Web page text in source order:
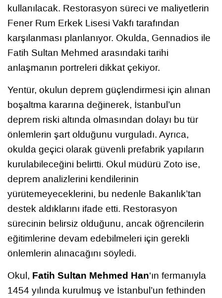
kullanılacak. Restorasyon süreci ve maliyetlerin
Fener Rum Erkek Lisesi Vakfı tarafından
karşılanması planlanıyor. Okulda, Gennadios ile
Fatih Sultan Mehmed arasındaki tarihi
anlaşmanın portreleri dikkat çekiyor.
Yentür, okulun deprem güçlendirmesi için alınan
boşaltma kararına değinerek, İstanbul’un
deprem riski altında olmasından dolayı bu tür
önlemlerin şart olduğunu vurguladı. Ayrıca,
okulda geçici olarak güvenli prefabrik yapıların
kurulabileceğini belirtti. Okul müdürü Zoto ise,
deprem analizlerini kendilerinin
yürütemeyeceklerini, bu nedenle Bakanlık’tan
destek aldıklarını ifade etti. Restorasyon
sürecinin belirsiz olduğunu, ancak öğrencilerin
eğitimlerine devam edebilmeleri için gerekli
önlemlerin alınacağını söyledi.
Okul, Fatih Sultan Mehmed Han‘ın fermanıyla
1454 yılında kurulmuş ve İstanbul’un fethinden